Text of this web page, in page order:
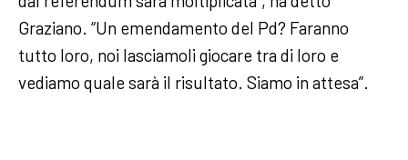
Graziano. “Un emendamento del Pd? Faranno
tutto loro, noi lasciamoli giocare tra di loro e
vediamo quale sarà il risultato. Siamo in attesa”.